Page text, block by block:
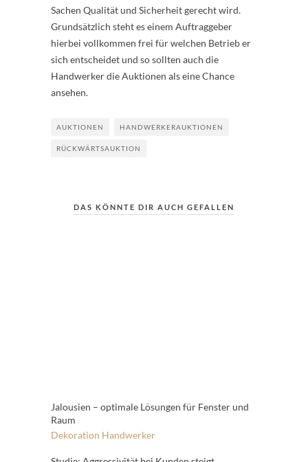
Sachen Qualität und Sicherheit gerecht wird.
Grundsätzlich steht es einem Auftraggeber
hierbei vollkommen frei für welchen Betrieb er
sich entscheidet und so sollten auch die
Handwerker die Auktionen als eine Chance
ansehen.
AUKTIONEN HANDWERKERAUKTIONEN
RÜCKWÄRTSAUKTION
DAS KÖNNTE DIR AUCH GEFALLEN
Jalousien – optimale Lösungen für Fenster und
Raum
Dekoration Handwerker